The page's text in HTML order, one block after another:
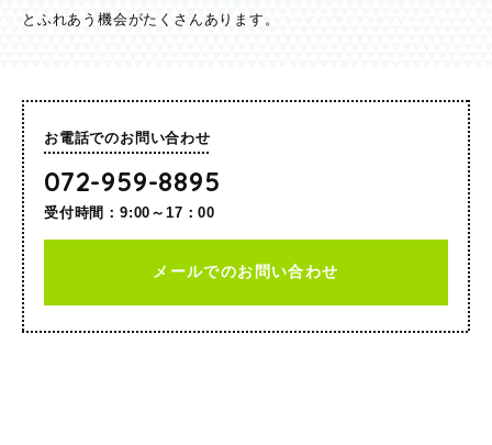
とふれあう機会がたくさんあります。
お電話でのお問い合わせ
072-959-8895
受付時間：9:00～17：00
メールでのお問い合わせ